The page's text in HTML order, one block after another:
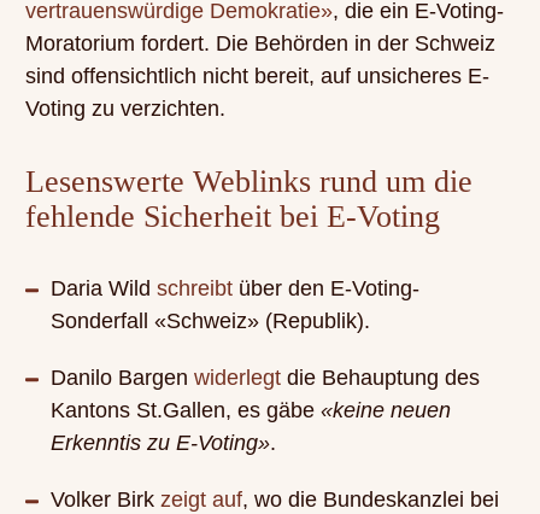
vertrauenswürdige Demokratie», die ein E-Voting-
Moratorium fordert. Die Behörden in der Schweiz
sind offensichtlich nicht bereit, auf unsicheres E-
Voting zu verzichten.
Lesenswerte Weblinks rund um die
fehlende Sicherheit bei E-Voting
Daria Wildschreibt über den E-Voting-
Sonderfall «Schweiz» (Republik).
Danilo Bargenwiderlegt die Behauptung des
Kantons St.Gallen, es gäbe«keine neuen
Erkenntis zu E-Voting».
Volker Birkzeigt auf, wo die Bundeskanzlei bei